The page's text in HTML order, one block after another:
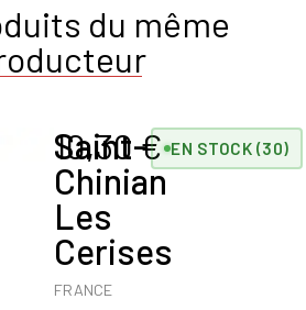
du même
Saint-
Chinian
Les
Cerises
FRANCE
10,30€ EN STOCK (30)